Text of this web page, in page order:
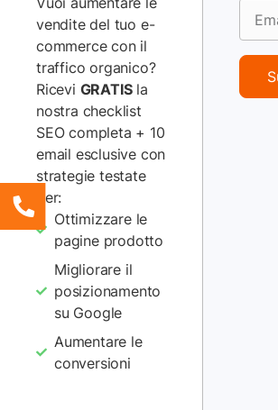
Ciao Elena, il plugin è correttamente
Rispondi
Chiara Novati
Chiedo se c’è un modo per rendere un
acquistabile oltre una certa data. Vorrei quindi
restasse l’articolo ma che non sia possibile
soluzione automatica, per evitare di andare
Grazie
Felice serata
Rispondi
vendite del tuo e-
commerce con il
traffico organico?
Ricevi GRATISla
nostra checklist
SEO completa + 10
email esclusive con
strategie testate
per:
Ottimizzare le
pagine prodotto
Migliorare il
posizionamento
su Google
Aumentare le
conversioni